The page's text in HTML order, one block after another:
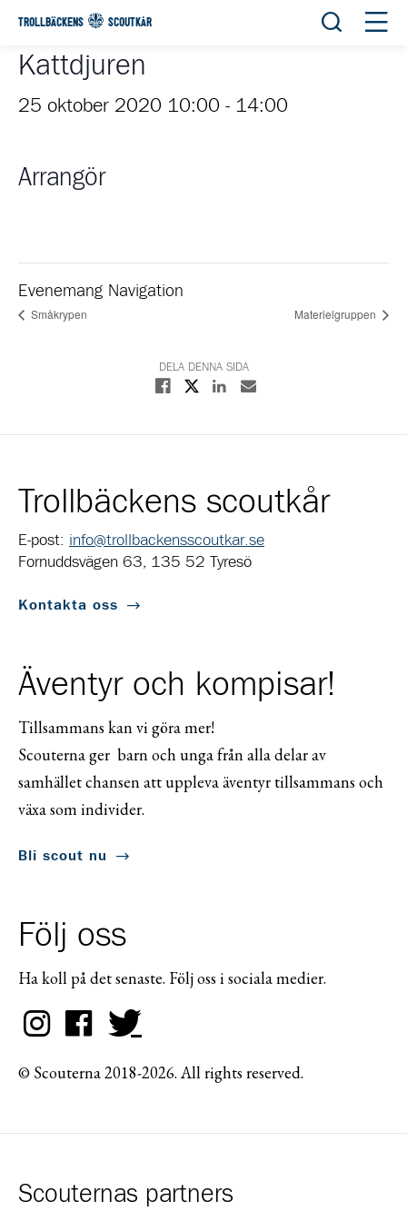
TROLLBÄCKENS SCOUTKÅR Öppna
Kattdjuren
25 oktober 2020 10:00 - 14:00
Arrangör
Evenemang Navigation
Småkrypen Materielgruppen
DELA DENNA SIDA
Dela på Facebook
Dela på XDela på Linkedin
Dela med E-post
Trollbäckens scoutkår
E-post: info@trollbackensscoutkar.se
Fornuddsvägen 63, 135 52 Tyresö
Kontakta oss
Äventyr och kompisar!
Tillsammans kan vi göra mer!
Scouterna ger barn och unga från alla delar av
samhället chansen att uppleva äventyr tillsammans och
växa som individer.
Bli scout nu
Följ oss
Ha koll på det senaste. Följ oss i sociala medier.
© Scouterna 2018-2026. All rights reserved.
Scouternas partners